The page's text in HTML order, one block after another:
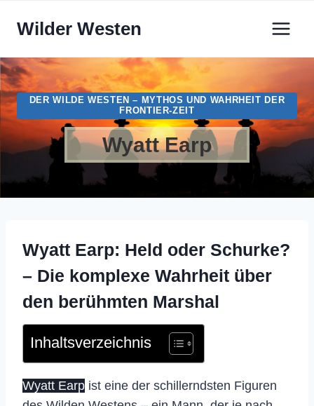
InhaltWilder Westen
DER WILDE WESTEN – MYTHOS UND WAHRHEIT DER
FRONTIER-ZEIT
Wyatt Earp
Wyatt Earp: Held oder Schurke?
– Die komplexe Wahrheit über
den berühmten Marshal
Inhaltsverzeichnis
Wyatt Earp ist eine der schillerndsten Figuren